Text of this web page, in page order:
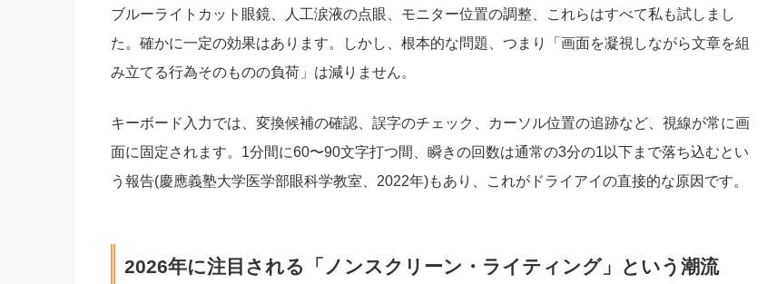
ブルーライトカット眼鏡、人工涙液の点眼、モニター位置の調整、これらはすべて私も試しまし
た。確かに一定の効果はあります。しかし、根本的な問題、つまり「画面を凝視しながら文章を組
み立てる行為そのものの負荷」は減りません。
キーボード入力では、変換候補の確認、誤字のチェック、カーソル位置の追跡など、視線が常に画
面に固定されます。1分間に60〜90文字打つ間、瞬きの回数は通常の3分の1以下まで落ち込むとい
う報告(慶應義塾大学医学部眼科学教室、2022年)もあり、これがドライアイの直接的な原因です。
2026年に注目される「ノンスクリーン・ライティング」という潮流